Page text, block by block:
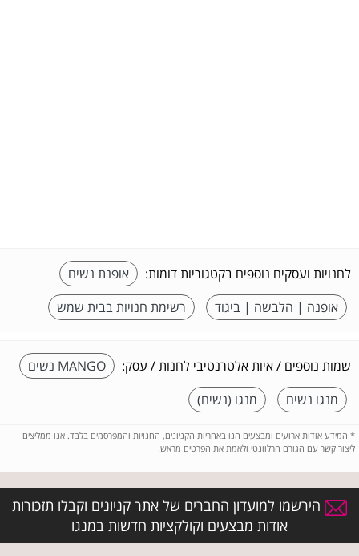
לחנויות ועסקים נוספים בקטגוריות דומות:
אופנת נשים
אופנה | הלבשה | ביגוד
רשימת חנויות בבית שמש
שמות נוספים / איות אלטרנטיבי לחנות / עסק:
MANGO נשים
מנגו נשים
מנגו (נשים)
* המידע אודות ארועים ומבצעים הנו באחריות הקניונים, החנויות והמפרסמים בלבד. אנו ממליצים
ליצור קשר עם הגורם הרלוונטי ולאמת את הפרטים מראש.
הירשמו למועדון החברים של אתר קניונים וקבלו תזכורות
אודות מבצעים וקולקציות חדשות במנגו